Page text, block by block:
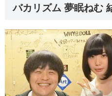
バカリズム 夢眠ねむ